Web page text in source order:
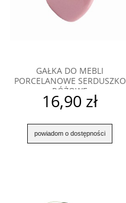
GAŁKA DO MEBLI
PORCELANOWE SERDUSZKO
RÓŻOWE
16,90 zł
powiadom o dostępności